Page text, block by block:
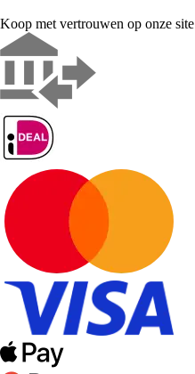
Koop met vertrouwen op onze site